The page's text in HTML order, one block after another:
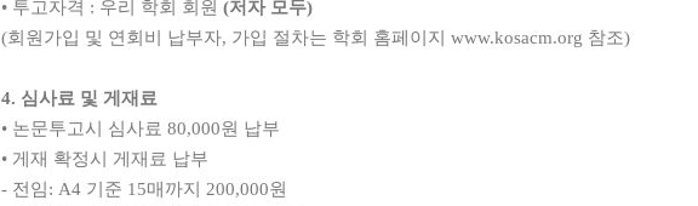
• 투고자격 : 우리 학회 회원 (저자 모두)
(회원가입 및 연회비 납부자, 가입 절차는 학회 홈페이지 www.kosacm.org 참조)
4. 심사료 및 게재료
• 논문투고시 심사료 80,000원 납부
• 게재 확정시 게재료 납부
- 전임: A4 기준 15매까지 200,000원